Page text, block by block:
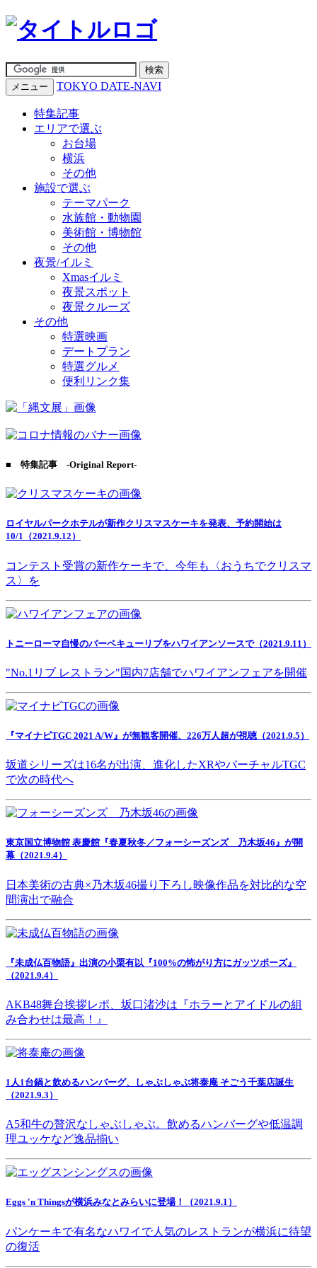
メニュー TOKYO DATE-NAVI
特集記事
エリアで選ぶ
お台場
横浜
その他
施設で選ぶ
テーマパーク
水族館・動物園
美術館・博物館
その他
夜景/イルミ
Xmasイルミ
夜景スポット
夜景クルーズ
その他
特選映画
デートプラン
特選グルメ
便利リンク集
■ 特集記事 -Original Report-
ロイヤルパークホテルが新作クリスマスケーキを発表、予約開始は
10/1（2021.9.12）
コンテスト受賞の新作ケーキで、今年も〈おうちでクリスマ
ス〉を
トニーローマ自慢のバーベキューリブをハワイアンソースで（2021.9.11）
"No.1リブ レストラン"国内7店舗でハワイアンフェアを開催
『マイナビTGC 2021 A/W』が無観客開催、226万人超が視聴（2021.9.5）
坂道シリーズは16名が出演、進化したXRやバーチャルTGC
で次の時代へ
東京国立博物館 表慶館『春夏秋冬／フォーシーズンズ 乃木坂46』が開
幕（2021.9.4）
日本美術の古典×乃木坂46撮り下ろし映像作品を対比的な空
間演出で融合
『未成仏百物語』出演の小栗有以『100%の怖がり方にガッツポーズ』
（2021.9.4）
AKB48舞台挨拶レポ、坂口渚沙は『ホラーとアイドルの組
み合わせは最高！』
1人1台鍋と飲めるハンバーグ、しゃぶしゃぶ将泰庵 そごう千葉店誕生
（2021.9.3）
A5和牛の贅沢なしゃぶしゃぶ。飲めるハンバーグや低温調
理ユッケなど逸品揃い
Eggs 'n Thingsが横浜みなとみらいに登場！（2021.9.1）
パンケーキで有名なハワイで人気のレストランが横浜に待望
の復活